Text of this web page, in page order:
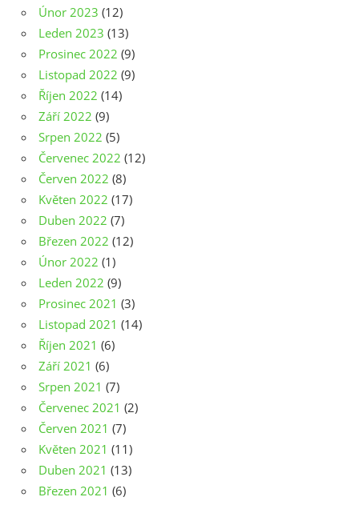
Únor 2023 (12)
Leden 2023 (13)
Prosinec 2022 (9)
Listopad 2022 (9)
Říjen 2022 (14)
Září 2022 (9)
Srpen 2022 (5)
Červenec 2022 (12)
Červen 2022 (8)
Květen 2022 (17)
Duben 2022 (7)
Březen 2022 (12)
Únor 2022 (1)
Leden 2022 (9)
Prosinec 2021 (3)
Listopad 2021 (14)
Říjen 2021 (6)
Září 2021 (6)
Srpen 2021 (7)
Červenec 2021 (2)
Červen 2021 (7)
Květen 2021 (11)
Duben 2021 (13)
Březen 2021 (6)